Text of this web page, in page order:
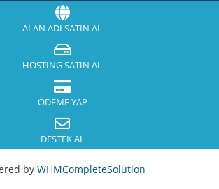
ALAN ADI SATIN AL
HOSTING SATIN AL
ÖDEME YAP
DESTEK AL
by WHMCompleteSolution